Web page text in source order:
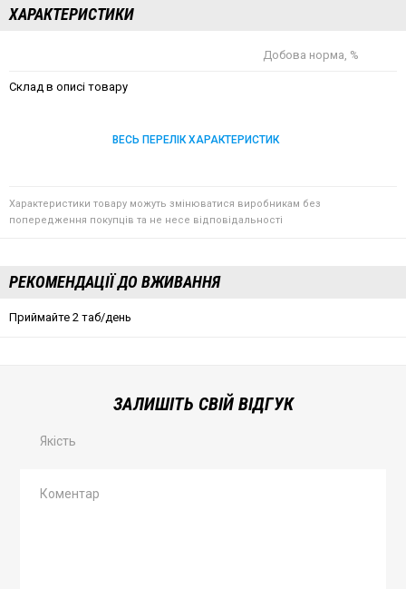
ХАРАКТЕРИСТИКИ
Добова норма, %
Склад в описі товару
ВЕСЬ ПЕРЕЛІК ХАРАКТЕРИСТИК
Характеристики товару можуть змінюватися виробникам без
попередження покупців та не несе відповідальності
РЕКОМЕНДАЦІЇ ДО ВЖИВАННЯ
Приймайте 2 таб/день
ЗАЛИШІТЬ СВІЙ ВІДГУК
Якість